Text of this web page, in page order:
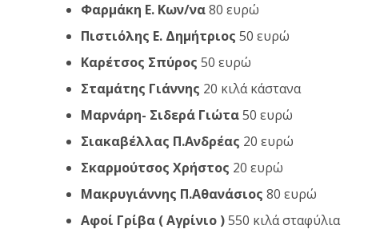
Φαρμάκη Ε. Κων/να80 ευρώ
Πιστιόλης Ε. Δημήτριος 50 ευρώ
Καρέτσος Σπύρος 50 ευρώ
Σταμάτης Γιάννης 20 κιλά κάστανα
Μαρνάρη- Σιδερά Γιώτα50 ευρώ
Σιακαβέλλας Π.Ανδρέας 20 ευρώ
Σκαρμούτσος Χρήστος 20 ευρώ
Μακρυγιάννης Π.Αθανάσιος 80 ευρώ
Αφοί Γρίβα ( Αγρίνιο )550 κιλά σταφύλια